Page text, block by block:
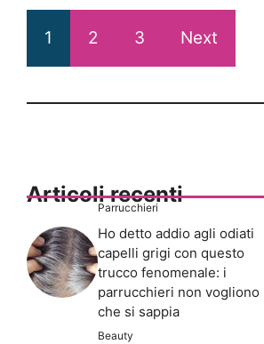
1 2 3 Next
Articoli recenti
Parrucchieri
Ho detto addio agli odiati
capelli grigi con questo
trucco fenomenale: i
parrucchieri non vogliono
che si sappia
Beauty